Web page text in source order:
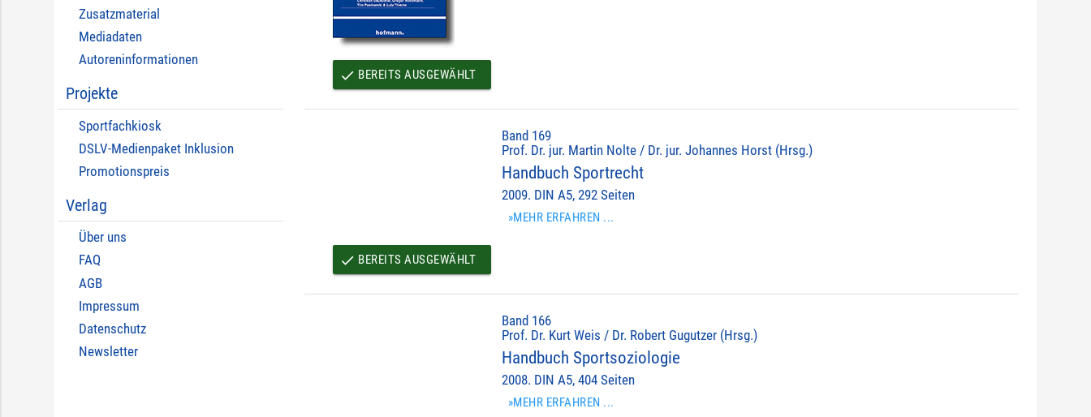
Zusatzmaterial
Mediadaten
Autoreninformationen
Projekte
Sportfachkiosk
DSLV-Medienpaket Inklusion
Promotionspreis
Verlag
Über uns
FAQ
AGB
Impressum
Datenschutz
Newsletter
done BEREITS AUSGEWÄHLT
Band 169
Prof. Dr. jur. Martin Nolte / Dr. jur. Johannes Horst (Hrsg.)
Handbuch Sportrecht
2009. DIN A5, 292 Seiten
»MEHR ERFAHREN ...
done BEREITS AUSGEWÄHLT
Band 166
Prof. Dr. Kurt Weis / Dr. Robert Gugutzer (Hrsg.)
Handbuch Sportsoziologie
2008. DIN A5, 404 Seiten
»MEHR ERFAHREN ...